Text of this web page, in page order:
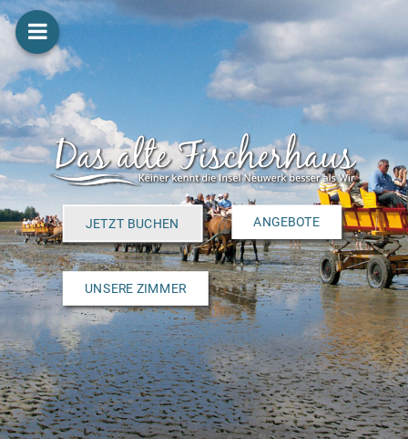
JETZT BUCHEN ANGEBOTE
UNSERE ZIMMER